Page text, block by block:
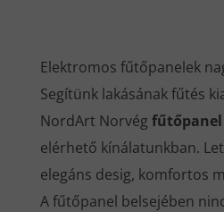
Elektromos fűtőpanelek
Segítünk lakásának fűtés
NordArt Norvég fűtőpanel
elérhető kínálatunkban.
elegáns desig, komfortos
A fűtőpanel belsejében